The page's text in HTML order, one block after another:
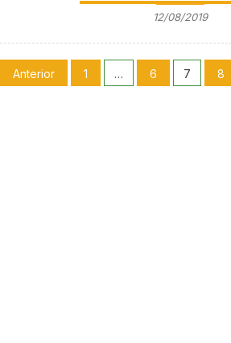
12/08/2019
Anterior 1 … 6 7 8